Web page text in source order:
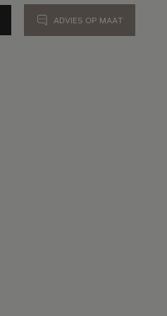
ADVIES OP MAAT